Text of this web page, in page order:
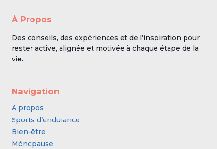
À Propos
Des conseils, des expériences et de l’inspiration pour
rester active, alignée et motivée à chaque étape de la
vie.
Navigation
A propos
Sports d’endurance
Bien-être
Ménopause